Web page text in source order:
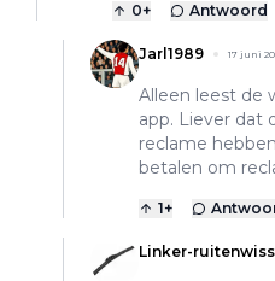
0+ Antwoord
Jarl1989 17 juni
Alleen leest de
app. Liever dat
reclame
betalen om
1+
Linker-